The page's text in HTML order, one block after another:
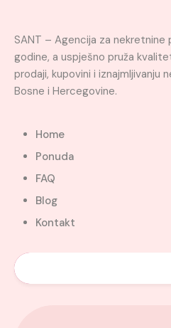
SANT – Agencija za
godine, a uspješno pruža
prodaji, kupovini i iznajmljivanju
Bosne i Hercegovine.
Home
Ponuda
FAQ
Blog
Kontakt